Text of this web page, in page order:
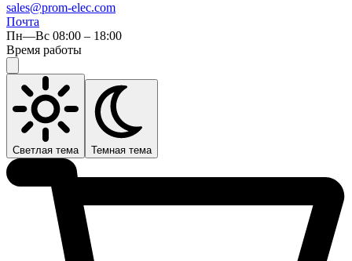
sales@prom-elec.com
Почта
Пн—Вс 08:00 – 18:00
Время работы
Светлая тема Темная тема